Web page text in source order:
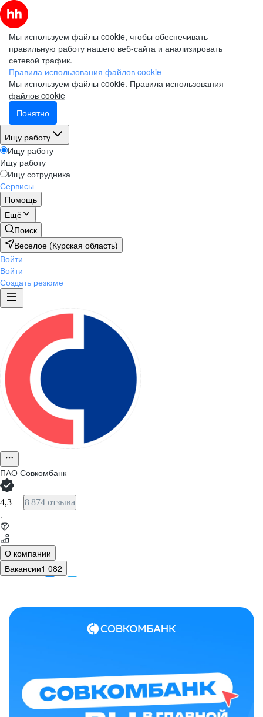
Мы используем файлы cookie, чтобы обеспечивать
правильную работу нашего веб-сайта и анализировать
сетевой трафик.
Правила использования файлов cookie
Мы используем файлы cookie. Правила использования
файлов cookie
Понятно
Ищу работу
Ищу работу
Ищу работу
Ищу сотрудника
Сервисы
Помощь
Ещё
Поиск
Веселое (Курская область)
Войти
Войти
Создать резюме
ПАО Совкомбанк
4,3 8 874 отзыва
·
О компании
Вакансии1 082